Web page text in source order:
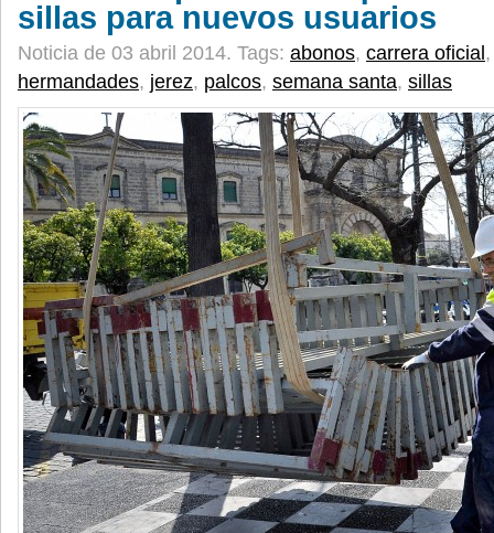
sillas para nuevos usuarios
Noticia de 03 abril 2014. Tags: abonos, carrera oficial
hermandades, jerez, palcos, semana santa, sillas